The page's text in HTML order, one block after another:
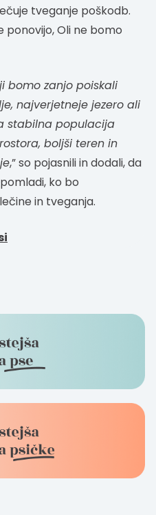
tveganje poškodb.
ponovijo, Oli ne bomo
bomo zanjo poiskali
najverjetneje jezero ali
stabilna populacija
boljši teren in
,” so pojasnili in dodali, da
ko bo
in tveganja.